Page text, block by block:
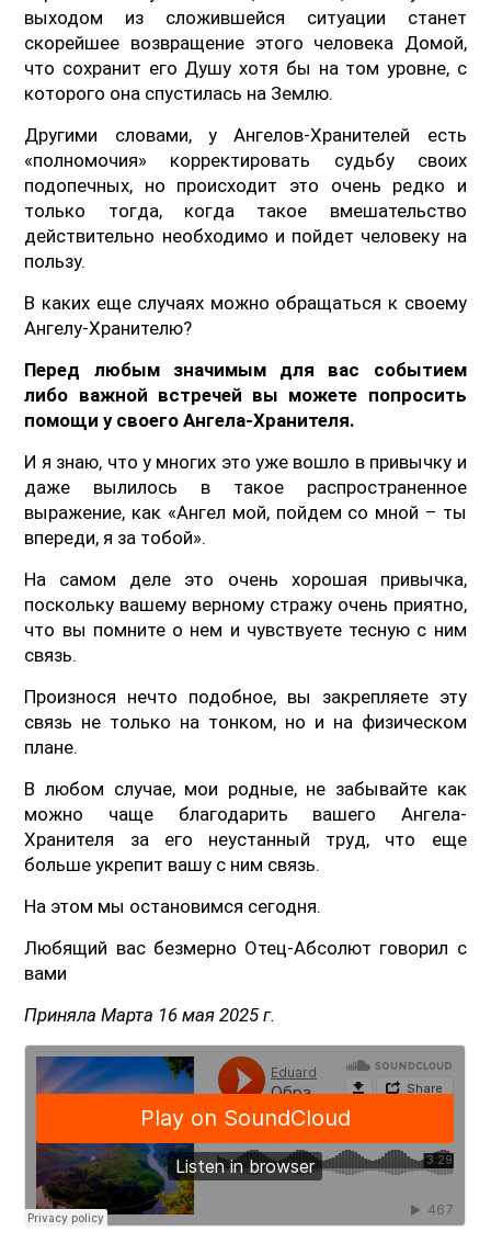
выходом из сложившейся ситуации станет
скорейшее возвращение этого человека Домой,
что сохранит его Душу хотя бы на том уровне, с
которого она спустилась на Землю.
Другими словами, у Ангелов-Хранителей есть
«полномочия» корректировать судьбу своих
подопечных, но происходит это очень редко и
только тогда, когда такое вмешательство
действительно необходимо и пойдет человеку на
пользу.
В каких еще случаях можно обращаться к своему
Ангелу-Хранителю?
Перед любым значимым для вас событием
либо важной встречей вы можете попросить
помощи у своего Ангела-Хранителя.
И я знаю, что у многих это уже вошло в привычку и
даже вылилось в такое распространенное
выражение, как «Ангел мой, пойдем со мной – ты
впереди, я за тобой».
На самом деле это очень хорошая привычка,
поскольку вашему верному стражу очень приятно,
что вы помните о нем и чувствуете тесную с ним
связь.
Произнося нечто подобное, вы закрепляете эту
связь не только на тонком, но и на физическом
плане.
В любом случае, мои родные, не забывайте как
можно чаще благодарить вашего Ангела-
Хранителя за его неустанный труд, что еще
больше укрепит вашу с ним связь.
На этом мы остановимся сегодня.
Любящий вас безмерно Отец-Абсолют говорил с
вами
Приняла Марта 16 мая 2025 г.